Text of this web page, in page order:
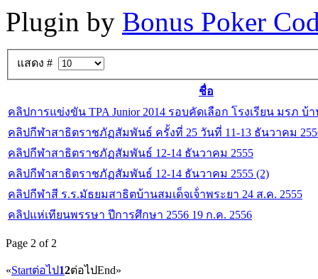
Plugin by Bonus Poker
แสดง #
ชื่อ
คลิปการแข่งขัน TPA Junior 2014 รอบคัดเลือก โรงเรียน มรภ บ้
คลิปกีฬาสาธิตราชภัฏสัมพันธ์ ครั้งที่ 25 วันที่ 11-13 ธันวาคม
คลิปกีฬาสาธิตราชภัฏสัมพันธ์ 12-14 ธันวาคม 2555
คลิปกีฬาสาธิตราชภัฏสัมพันธ์ 12-14 ธันวาคม 2555 (2)
คลิปกีฬาสี ร.ร.มัธยมสาธิตบ้านสมเด็จเจ้่าพระยา 24 ส.ค. 2555
คลิปแห่เทียนพรรษา ปีการศึกษา 2556 19 ก.ค. 2556
Page 2 of 2
«Startต่อไป12ต่อไปEnd»